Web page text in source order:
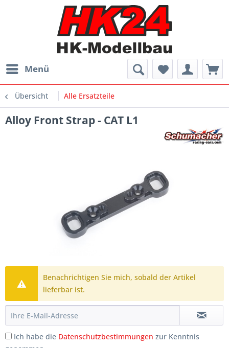
Menü
Übersicht Alle Ersatzteile
Alloy Front Strap - CAT L1
Benachrichtigen Sie mich, sobald der Artikel
lieferbar ist.
Ich habe die Datenschutzbestimmungen zur Kenntnis